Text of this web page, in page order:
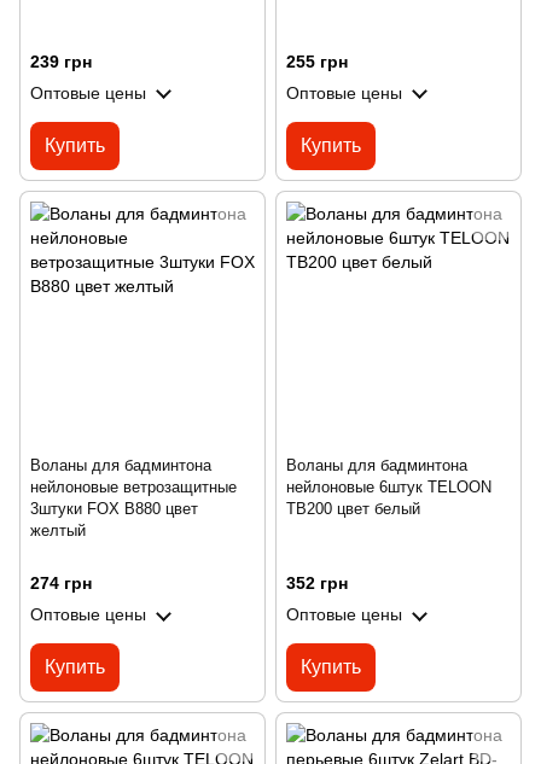
239 грн
Оптовые цены
Купить
255 грн
Оптовые цены
Купить
Воланы для бадминтона
нейлоновые ветрозащитные
3штуки FOX B880 цвет
желтый
274 грн
Оптовые цены
Купить
Воланы для бадминтона
нейлоновые 6штук TELOON
TB200 цвет белый
352 грн
Оптовые цены
Купить